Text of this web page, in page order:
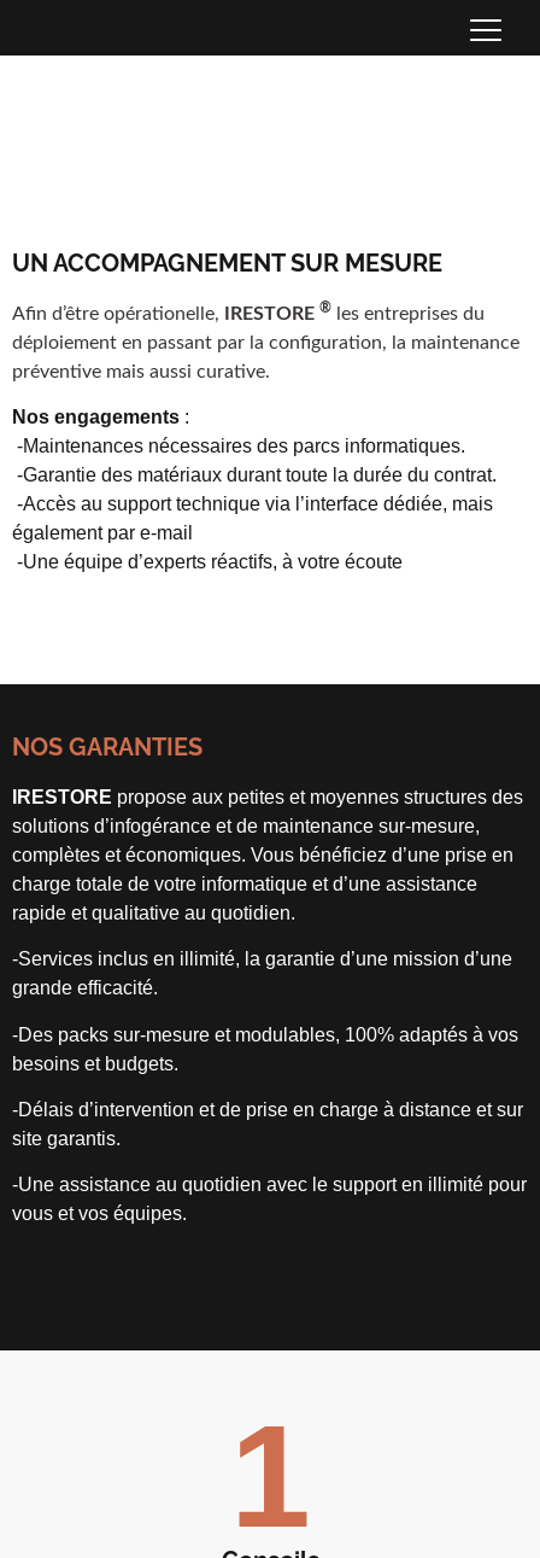
UN ACCOMPAGNEMENT SUR MESURE
Afin d’être opérationelle, IRESTORE ®
les entreprises du
déploiement en passant par la configuration, la maintenance
préventive mais aussi curative.
Nos engagements :
-Maintenances nécessaires des parcs informatiques.
-Garantie des matériaux durant toute la durée du contrat.
-Accès au support technique via l’interface dédiée, mais
également par e-mail
-Une équipe d’experts réactifs, à votre écoute
NOS GARANTIES
IRESTORE propose aux petites et moyennes structures des
solutions d’infogérance et de maintenance sur-mesure,
complètes et économiques. Vous bénéficiez d’une prise en
charge totale de votre informatique et d’une assistance
rapide et qualitative au quotidien.
-Services inclus en illimité, la garantie d’une mission d’une
grande efficacité.
-Des packs sur-mesure et modulables, 100% adaptés à vos
besoins et budgets.
-Délais d’intervention et de prise en charge à distance et sur
site garantis.
-Une assistance au quotidien avec le support en illimité pour
vous et vos équipes.
1